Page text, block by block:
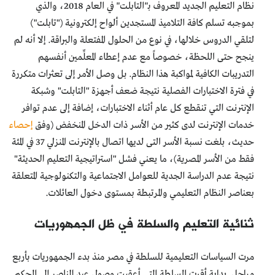
نظام التعليم الجديد المعروف بـ"التابلت" في العام 2018، والذي
بموجبه تسلم كافة التلاميذ المستجدين ألواح إلكترونية ("تابلت")
لتلقي الدروس خلالها، في نوع من الحلول المفتعلة والبراقة. إلا أنه لم
ينجح حتى اللحظة، خصوصاً مع عدم إعطاء المعلِّمين أنفسهم
التدريبات الكافية لمواكبة هذا النظام. بل وصل الأمر إلى تعثرات متكررة
في فترة الاختبارات الفصلية نتيجة ضعف أجهزة "التابلت" وشبكة
الإنترنت التي تنقطع كل عام أثناء الاختبارات، إضافة إلى عدم توافر
خدمات الإنترنت لدى كثير من الأسر ذات الدخل المنخفض (وفقإحصاء
حديث، بلغت نسبة الأسر التى لديها اتصال بالإنترنت المنزلي 37 في المئة
فقط من الأسر المصرية)، ما يعني فشل "استراتيجية التعليم الحديثة"
نتيجة عدم الدراسة الجدية للعوامل الاجتماعية والتكنولوجية المتعلقة
بعناصر النظام التعليمي والمرتبطة بمستوى دخول العائلات.
ثنائية التعليم والسلطة في ظل الجمهوريات
مرت السياسات التعليمية للسلطة في مصر منذ بدء الجمهوريات بأربع